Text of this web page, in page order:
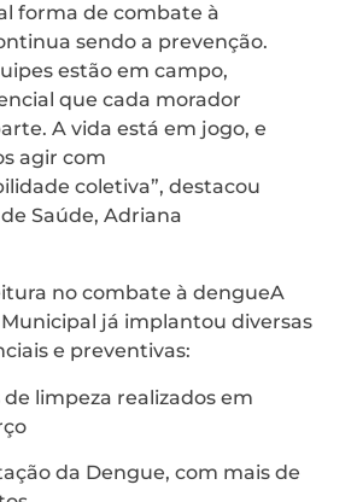
forma de combate à
sendo a prevenção.
estão em campo,
que cada morador
A vida está em jogo, e
agir com
coletiva”, destacou
Saúde, Adriana
no combate à dengueA
já implantou diversas
e preventivas:
de limpeza realizados em
da Dengue, com mais de